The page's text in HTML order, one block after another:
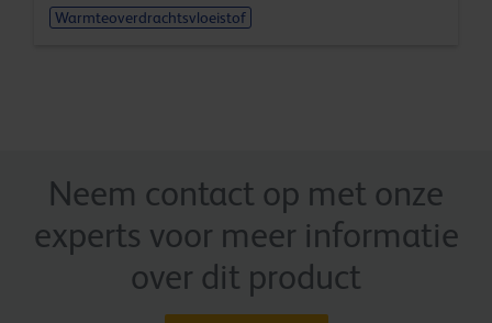
Warmteoverdrachtsvloeistof
Neem contact op met onze
experts voor meer informatie
over dit product